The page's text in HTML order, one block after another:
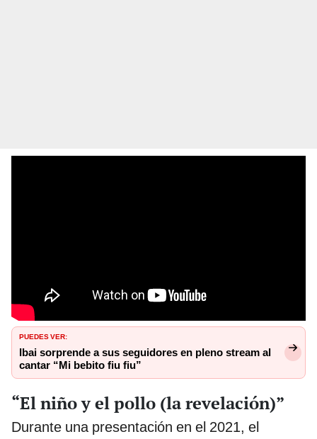
PUEDES VER:
Ibai sorprende a sus seguidores en pleno stream al
cantar “Mi bebito fiu fiu”
“El niño y el pollo (la revelación)”
Durante una presentación en el 2021, el